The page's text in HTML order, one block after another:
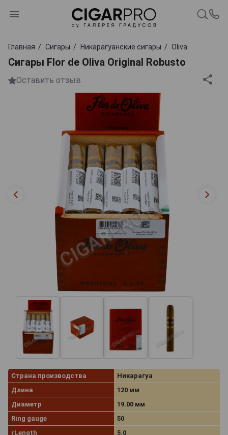
Главная Сигары Никарагуанские сигары Oliva
Сигары Flor de Oliva Original Robusto
Оставить отзыв
Страна производства
Никарагуа
Длина
120 мм
Диаметр
19.00 мм
Ring gauge
50
rLength
5.0